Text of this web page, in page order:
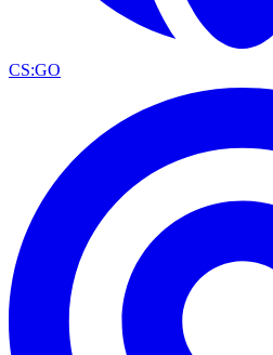
CS:GO